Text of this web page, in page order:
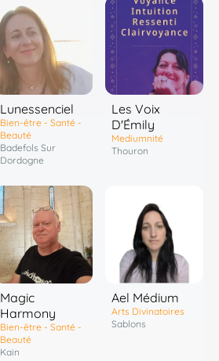
Lunessenciel
Bien-être - Santé -
Beauté
Badefols Sur
Dordogne
Les Voix
D'Émily
Mediumnité
Thouron
Magic
Harmony
Bien-être - Santé -
Beauté
Kain
Ael Médium
Arts Divinatoires
Sablons